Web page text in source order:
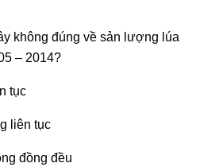
không đúng về sản lượng lúa
– 2014?
tục
liên tục
đồng đều